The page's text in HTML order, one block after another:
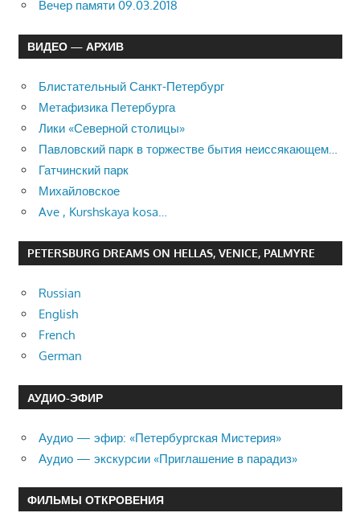
Вечер памяти 09.03.2018
ВИДЕО — АРХИВ
Блистательный Санкт-Петербург
Метафизика Петербурга
Лики «Северной столицы»
Павловский парк в торжестве бытия неиссякающем…
Гатчинский парк
Михайловское
Ave , Kurshskaya kosa…
PETERSBURG DREAMS ON HELLAS, VENICE, PALMYRE
Russian
English
French
German
АУДИО-ЭФИР
Аудио — эфир: «Петербургская Мистерия»
Аудио — экскурсии «Приглашение в парадиз»
ФИЛЬМЫ ОТКРОВЕНИЯ